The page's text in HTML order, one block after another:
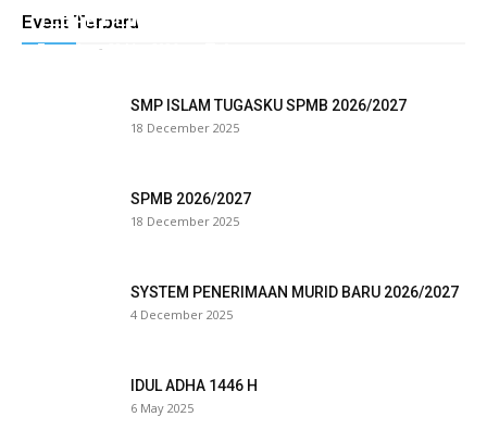
Event Terbaru
TEBAR HEWAN QURBAN TUGASKU
Tugasku -
SMP ISLAM TUGASKU SPMB 2026/2027
18 December 2025
SPMB 2026/2027
18 December 2025
SYSTEM PENERIMAAN MURID BARU 2026/2027
4 December 2025
IDUL ADHA 1446 H
6 May 2025